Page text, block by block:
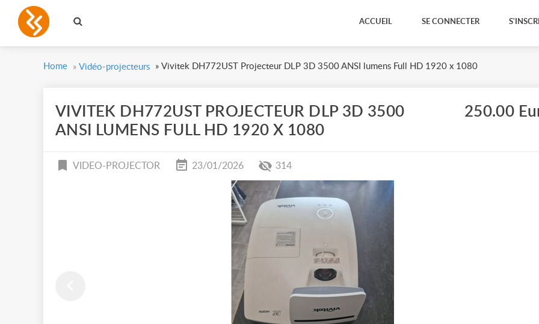
ACCUEIL SE CONNECTER
Home » Vidéo-projecteurs » Vivitek DH772UST Projecteur DLP 3D 3500 ANSI lumens Full HD 1920 x 1080
VIVITEK DH772UST PROJECTEUR DLP 3D 3500
ANSI LUMENS FULL HD 1920 X 1080
250.00
VIDEO-PROJECTOR 23/01/2026 314